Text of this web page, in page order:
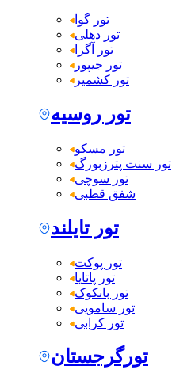
تور گوا
تور دهلی
تور آگرا
تور جیپور
تور کشمیر
تور روسیه
تور مسکو
تور سنت پترزبورگ
تور سوچی
شفق قطبی
تور تایلند
تور پوکت
تور پاتایا
تور بانکوک
تور سامویی
تور کرابی
تورگرجستان